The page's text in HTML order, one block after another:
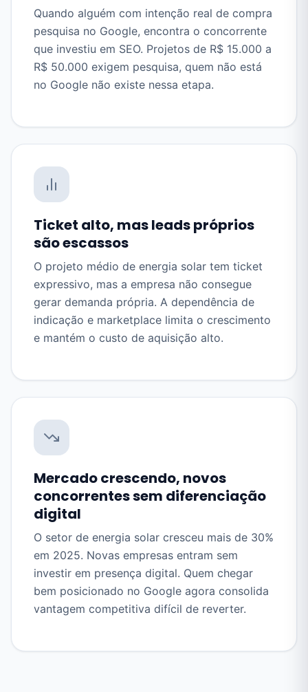
Quando alguém com intenção real de compra
pesquisa no Google, encontra o concorrente
que investiu em SEO. Projetos de R$ 15.000 a
R$ 50.000 exigem pesquisa, quem não está
no Google não existe nessa etapa.
Ticket alto, mas leads próprios
são escassos
O projeto médio de energia solar tem ticket
expressivo, mas a empresa não consegue
gerar demanda própria. A dependência de
indicação e marketplace limita o crescimento
e mantém o custo de aquisição alto.
Mercado crescendo, novos
concorrentes sem diferenciação
digital
O setor de energia solar cresceu mais de 30%
em 2025. Novas empresas entram sem
investir em presença digital. Quem chegar
bem posicionado no Google agora consolida
vantagem competitiva difícil de reverter.